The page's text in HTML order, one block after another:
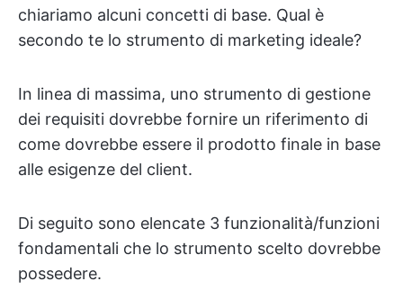
chiariamo alcuni concetti di base. Qual è
secondo te lo strumento di marketing ideale?
In linea di massima, uno strumento di gestione
dei requisiti dovrebbe fornire un riferimento di
come dovrebbe essere il prodotto finale in base
alle esigenze del client.
Di seguito sono elencate 3 funzionalità/funzioni
fondamentali che lo strumento scelto dovrebbe
possedere.